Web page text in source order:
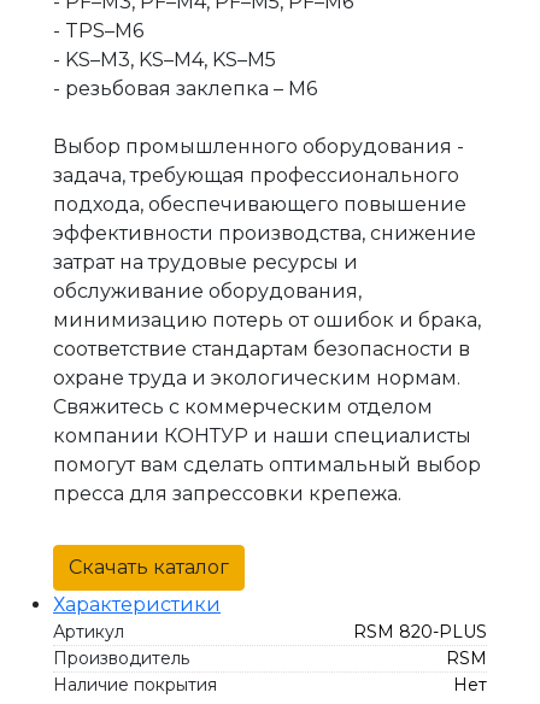
- TPS–М6
- KS–М3, KS–М4, KS–М5
- резьбовая заклепка – М6
Выбор промышленного оборудования -
задача, требующая профессионального
подхода, обеспечивающего повышение
эффективности производства, снижение
затрат на трудовые ресурсы и
обслуживание оборудования,
минимизацию потерь от ошибок и брака,
соответствие стандартам безопасности в
охране труда и экологическим нормам.
Свяжитесь с коммерческим отделом
компании КОНТУР и наши специалисты
помогут вам сделать оптимальный выбор
пресса для запрессовки крепежа.
Скачать каталог
Характеристики
Артикул
RSM 820-PLUS
Производитель
RSM
Наличие покрытия
Нет